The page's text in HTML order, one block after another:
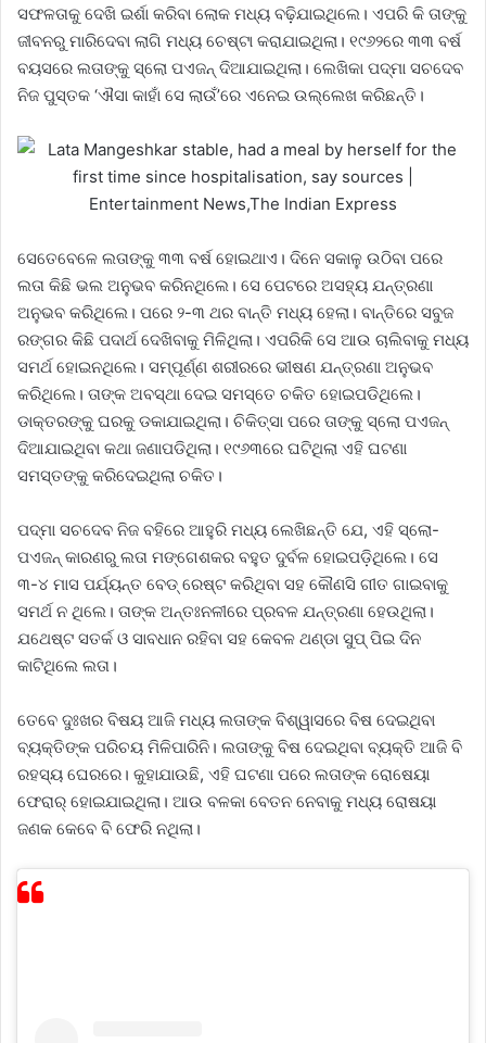
ସଫଳତାକୁ ଦେଖି ଇର୍ଶା କରିବା ଲୋକ ମଧ୍ୟ ବଢ଼ିଯାଇଥିଲେ। ଏପରି କି ତାଙ୍କୁ
ଜୀବନରୁ ମାରିଦେବା ଲାଗି ମଧ୍ୟ ଚେଷ୍ଟା କରାଯାଇଥିଲା। ୧୯୬୨ରେ ୩୩ ବର୍ଷ
ବୟସରେ ଲତାଙ୍କୁ ସ୍ଲୋ ପଏଜନ୍ ଦିଆଯାଇଥିଲା। ଲେଖିକା ପଦ୍ମା ସଚଦେବ
ନିଜ ପୁସ୍ତକ ‘ଐସା କାହାଁ ସେ ଲାଉଁ’ରେ ଏନେଇ ଉଲ୍ଲେଖ କରିଛନ୍ତି।
ସେତେବେଳେ ଲତାଙ୍କୁ ୩୩ ବର୍ଷ ହୋଇଥାଏ। ଦିନେ ସକାଳୁ ଉଠିବା ପରେ
ଲତା କିଛି ଭଲ ଅନୁଭବ କରିନଥିଲେ। ସେ ପେଟରେ ଅସହ୍ୟ ଯନ୍ତ୍ରଣା
ଅନୁଭବ କରିଥିଲେ। ପରେ ୨-୩ ଥର ବାନ୍ତି ମଧ୍ୟ ହେଲା। ବାନ୍ତିରେ ସବୁଜ
ରଙ୍ଗର କିଛି ପଦାର୍ଥ ଦେଖିବାକୁ ମିଳିଥିଲା। ଏପରିକି ସେ ଆଉ ଚାଲିବାକୁ ମଧ୍ୟ
ସମର୍ଥ ହୋଇନଥିଲେ। ସମ୍ପୂର୍ଣ୍ଣ ଶରୀରରେ ଭୀଷଣ ଯନ୍ତ୍ରଣା ଅନୁଭବ
କରିଥିଲେ। ତାଙ୍କ ଅବସ୍ଥା ଦେଇ ସମସ୍ତେ ଚକିତ ହୋଇପଡିଥିଲେ।
ଡାକ୍ତରଙ୍କୁ ଘରକୁ ଡକାଯାଇଥିଲା। ଚିକିତ୍ସା ପରେ ତାଙ୍କୁ ସ୍ଲୋ ପଏଜନ୍‌
ଦିଆଯାଇଥିବା କଥା ଜଣାପଡିଥିଲା। ୧୯୬୩ରେ ଘଟିଥିଲା ଏହି ଘଟଣା
ସମସ୍ତଙ୍କୁ କରିଦେଇଥିଲା ଚକିତ।
ପଦ୍ମା ସଚଦେବ ନିଜ ବହିରେ ଆହୁରି ମଧ୍ୟ ଲେଖିଛନ୍ତି ଯେ, ଏହି ସ୍ଲୋ-
ପଏଜନ୍ କାରଣରୁ ଲତା ମଙ୍ଗେଶକର ବହୁତ ଦୁର୍ବଳ ହୋଇପଡ଼ିଥିଲେ। ସେ
୩-୪ ମାସ ପର୍ଯ୍ୟନ୍ତ ବେଡ୍ ରେଷ୍ଟ କରିଥିବା ସହ କୌଣସି ଗୀତ ଗାଇବାକୁ
ସମର୍ଥ ନ ଥିଲେ। ତାଙ୍କ ଅନ୍ତଃନଳୀରେ ପ୍ରବଳ ଯନ୍ତ୍ରଣା ହେଉଥିଲା।
ଯଥେଷ୍ଟ ସତର୍କ ଓ ସାବଧାନ ରହିବା ସହ କେବଳ ଥଣ୍ଡା ସୁପ୍ ପିଇ ଦିନ
କାଟିଥିଲେ ଲତା।
ତେବେ ଦୁଃଖର ବିଷୟ ଆଜି ମଧ୍ୟ ଲତାଙ୍କ ବିଶ୍ୱାସରେ ବିଷ ଦେଇଥିବା
ବ୍ୟକ୍ତିଙ୍କ ପରିଚୟ ମିଳିପାରିନି। ଲତାଙ୍କୁ ବିଷ ଦେଇଥିବା ବ୍ୟକ୍ତି ଆଜି ବି
ରହସ୍ୟ ଘେରରେ। କୁହାଯାଉଛି, ଏହି ଘଟଣା ପରେ ଲତାଙ୍କ ରୋଷେୟା
ଫେରାର୍ ହୋଇଯାଇଥିଲା। ଆଉ ବଳକା ବେତନ ନେବାକୁ ମଧ୍ୟ ରୋଷୟା
ଜଣକ କେବେ ବି ଫେରି ନଥିଲା।